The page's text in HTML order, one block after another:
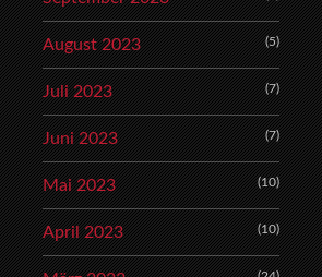
August 2023 (5)
Juli 2023 (7)
Juni 2023 (7)
Mai 2023 (10)
April 2023 (10)